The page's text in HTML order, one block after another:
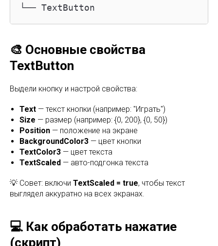
└── TextButton
🎨 Основные свойства
TextButton
Выдели кнопку и настрой свойства:
Text — текст кнопки (например: "Играть")
Size — размер (например: {0, 200}, {0, 50})
Position — положение на экране
BackgroundColor3 — цвет кнопки
TextColor3 — цвет текста
TextScaled — авто-подгонка текста
💡 Совет: включи TextScaled = true, чтобы текст
выглядел аккуратно на всех экранах.
💻 Как обработать нажатие
(скрипт)